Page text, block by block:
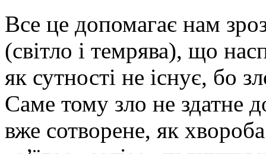
Все це допомагає нам
(світло і темрява), що
як сутності не існує, бо
Саме тому зло не здатне
вже сотворене, як